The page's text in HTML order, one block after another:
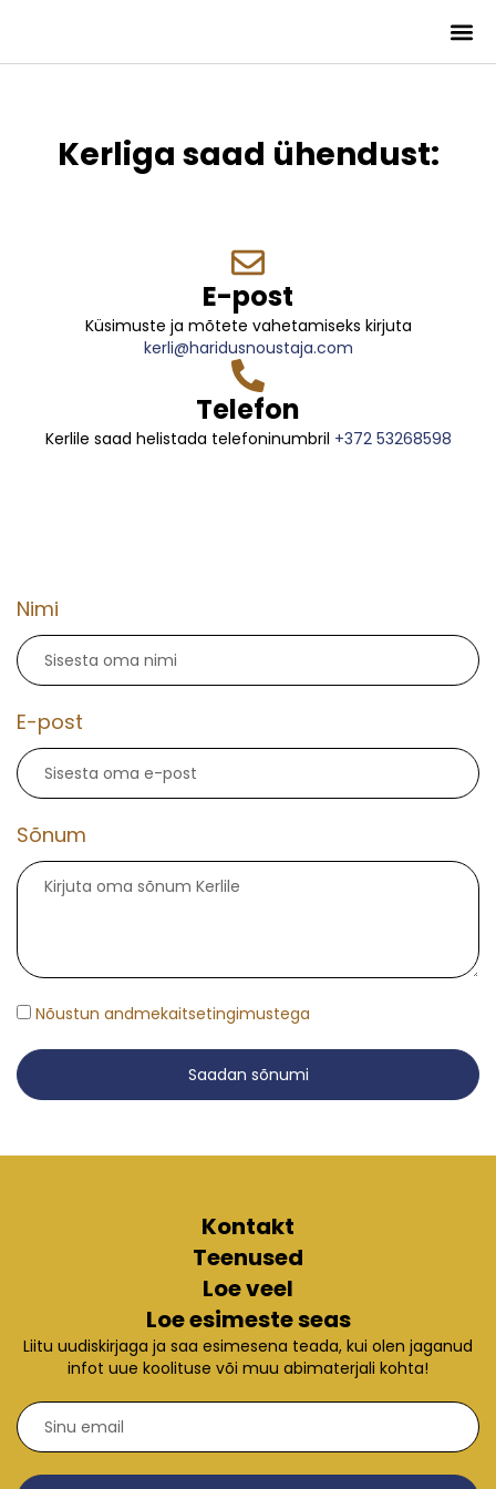
Kerliga saad ühendust:
E-post
Küsimuste ja mõtete vahetamiseks kirjuta
kerli@haridusnoustaja.com
Telefon
Kerlile saad helistada telefoninumbril +372 53268598
Nimi
E-post
Sõnum
Nõustun andmekaitsetingimustega
Saadan sõnumi
Kontakt
Teenused
Loe veel
Loe esimeste seas
Liitu uudiskirjaga ja saa esimesena teada, kui olen jaganud
infot uue koolituse või muu abimaterjali kohta!